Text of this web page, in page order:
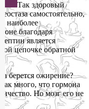
Так здоровый
самостоятельно,
в наиболее
благодаря
является
цепочке обратной
берется ожирение?
много, что гормона
Но мозг его не